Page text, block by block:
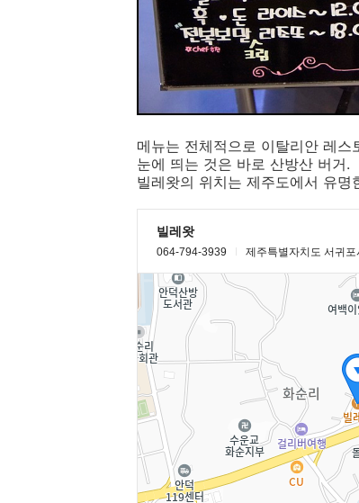
메뉴는 전체적으로 이탈리안 레
눈에 띄는 것은 바로 산방산 버거.
빌레왓의 위치는 제주도에서 유